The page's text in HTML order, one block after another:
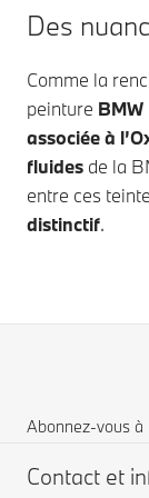
Des
Comme la
peinture
associée à
fluides de la
entre ces
distinctif.
Abonnez-vous à
Contact et